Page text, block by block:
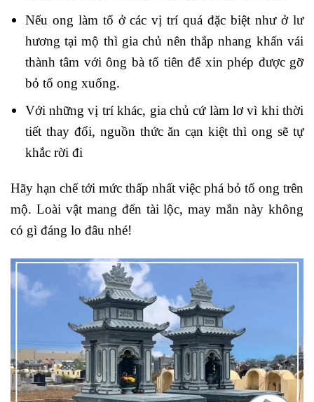
Nếu ong làm tổ ở các vị trí quá đặc biệt như ở lư
hương tại mộ thì gia chủ nên thắp nhang khấn vái
thành tâm với ông bà tổ tiên để xin phép được gỡ
bỏ tổ ong xuống.
Với những vị trí khác, gia chủ cứ làm lơ vì khi thời
tiết thay đổi, nguồn thức ăn cạn kiệt thì ong sẽ tự
khắc rời đi
Hãy hạn chế tới mức thấp nhất việc phá bỏ tổ ong trên
mộ. Loài vật mang đến tài lộc, may mắn này không
có gì đáng lo đâu nhé!